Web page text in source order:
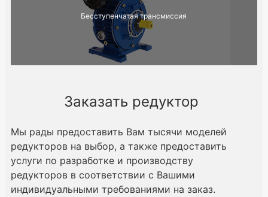
Бесступенчатая трансмиссия
Заказать редуктор
Мы рады предоставить Вам тысячи моделей
редукторов на выбор, а также предоставить
услуги по разработке и производству
редукторов в соответствии с Вашими
индивидуальными требованиями на заказ.